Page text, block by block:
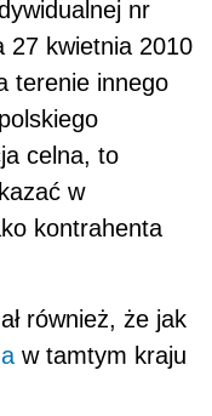
nr
27 kwietnia 2010
terenie innego
celna, to
w
kontrahenta
również, że jak
w tamtym kraju